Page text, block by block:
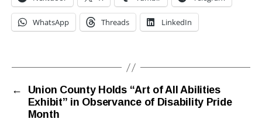
WhatsApp Threads LinkedIn
←
Union County Holds “Art of All Abilities
Exhibit” in Observance of Disability Pride
Month